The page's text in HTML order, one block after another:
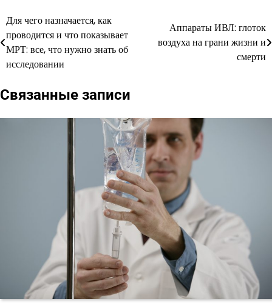
Навигация
по
записям
Для чего назначается, как
проводится и что показывает
МРТ: все, что нужно знать об
исследовании
Аппараты ИВЛ: глоток
воздуха на грани жизни и
смерти
Связанные записи